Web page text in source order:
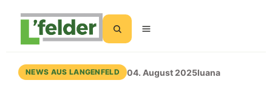
NEWS AUS LANGENFELD 04. August 2025luana